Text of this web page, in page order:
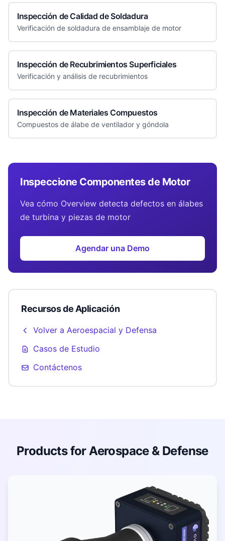
Inspección de Calidad de Soldadura
Verificación de soldadura de ensamblaje de motor
Inspección de Recubrimientos Superficiales
Verificación y análisis de recubrimientos
Inspección de Materiales Compuestos
Compuestos de álabe de ventilador y góndola
Inspeccione Componentes de Motor
Vea cómo Overview detecta defectos en álabes
de turbina y piezas de motor
Agendar una Demo
Recursos de Aplicación
Volver a Aeroespacial y Defensa
Casos de Estudio
Contáctenos
Products for Aerospace & Defense